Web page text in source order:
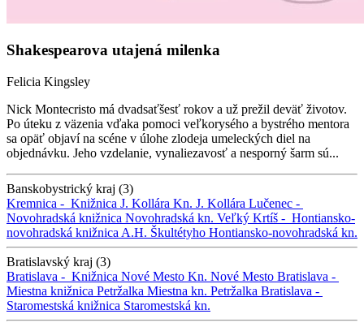
Shakespearova utajená milenka
Felicia Kingsley
Nick Montecristo má dvadsaťšesť rokov a už prežil deväť životov.
Po úteku z väzenia vďaka pomoci veľkorysého a bystrého mentora
sa opäť objaví na scéne v úlohe zlodeja umeleckých diel na
objednávku. Jeho vzdelanie, vynaliezavosť a nesporný šarm sú...
Banskobystrický kraj (3)
Kremnica - Knižnica J. Kollára Kn. J. Kollára Lučenec -
Novohradská knižnica Novohradská kn. Veľký Krtíš - Hontiansko-
novohradská knižnica A.H. Škultétyho Hontiansko-novohradská kn.
Bratislavský kraj (3)
Bratislava - Knižnica Nové Mesto Kn. Nové Mesto Bratislava -
Miestna knižnica Petržalka Miestna kn. Petržalka Bratislava -
Staromestská knižnica Staromestská kn.